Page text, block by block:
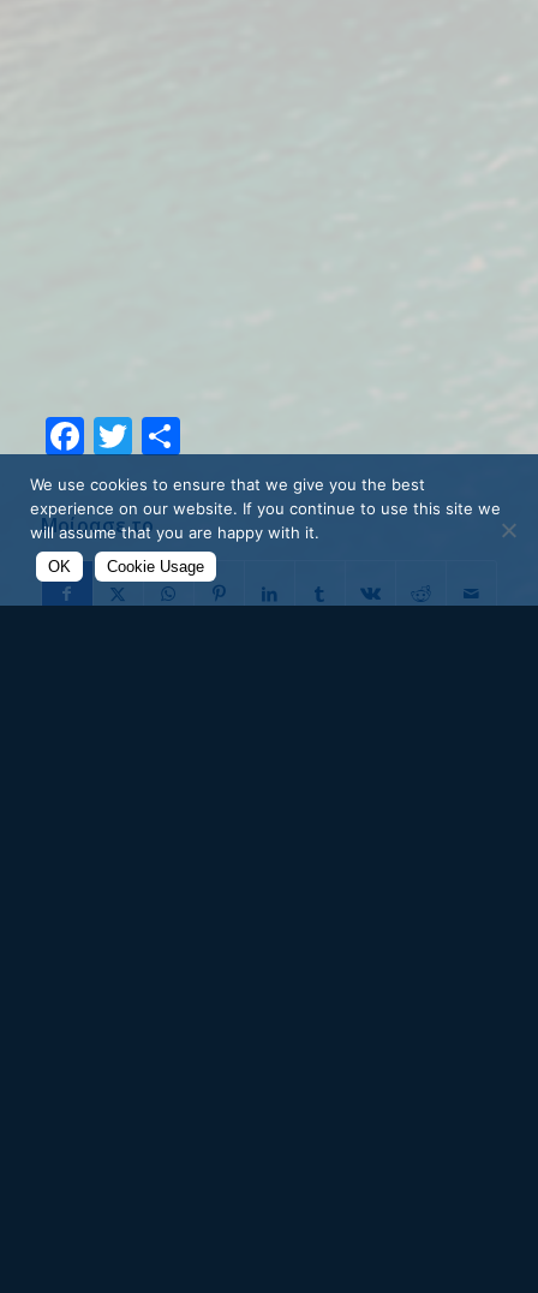
Facebook
Twitter
Share
Μοίρασε το
We use cookies to ensure that we give you the best
experience on our website. If you continue to use this site we
will assume that you are happy with it.
OK Cookie Usage